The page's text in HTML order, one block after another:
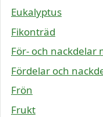
Eukalyptus
Fikonträd
För- och nackdelar
Fördelar och
Frön
Frukt